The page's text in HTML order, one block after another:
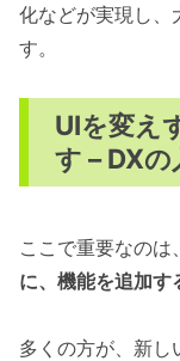
化などが実現し、
す。
UIを変え
す – DXの
ここで重要なのは、
に、機能を追加す
多くの方が、新し